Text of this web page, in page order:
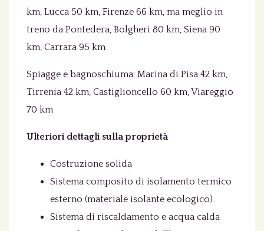
km, Lucca 50 km, Firenze 66 km, ma meglio in
treno da Pontedera, Bolgheri 80 km, Siena 90
km, Carrara 95 km
Spiagge e bagnoschiuma: Marina di Pisa 42 km,
Tirrenia 42 km, Castiglioncello 60 km, Viareggio
70 km
Ulteriori dettagli sulla proprietà
Costruzione solida
Sistema composito di isolamento termico
esterno (materiale isolante ecologico)
Sistema di riscaldamento e acqua calda